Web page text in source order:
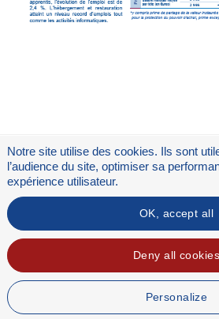
Flux RSS
Notre site utilise des cookies. Ils sont
l’audience du site, optimiser sa
expérience utilisateur.
OK, accept all
Deny all cookies
Personalize